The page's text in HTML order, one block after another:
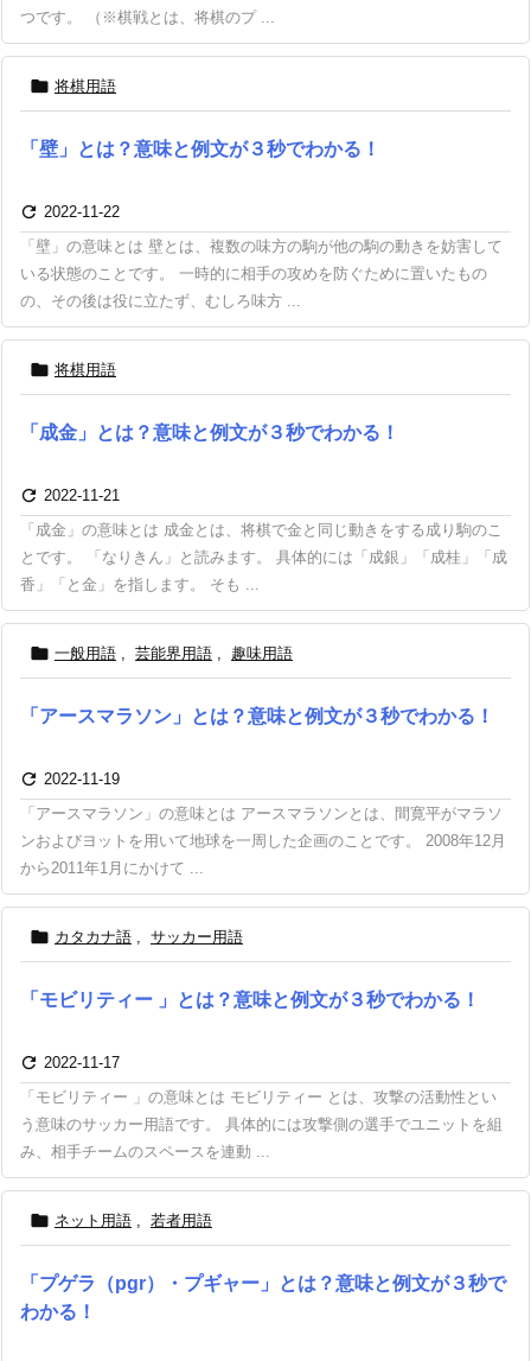
つです。 （※棋戦とは、将棋のプ ...
 将棋用語
「壁」とは？意味と例文が３秒でわかる！
 2022-11-22
「壁」の意味とは 壁とは、複数の味方の駒が他の駒の動きを妨害して
いる状態のことです。 一時的に相手の攻めを防ぐために置いたもの
の、その後は役に立たず、むしろ味方 ...
 将棋用語
「成金」とは？意味と例文が３秒でわかる！
 2022-11-21
「成金」の意味とは 成金とは、将棋で金と同じ動きをする成り駒のこ
とです。 「なりきん」と読みます。 具体的には「成銀」「成桂」「成
香」「と金」を指します。 そも ...
 一般用語 , 芸能界用語 , 趣味用語
「アースマラソン」とは？意味と例文が３秒でわかる！
 2022-11-19
「アースマラソン」の意味とは アースマラソンとは、間寛平がマラソ
ンおよびヨットを用いて地球を一周した企画のことです。 2008年12月
から2011年1月にかけて ...
 カタカナ語 , サッカー用語
「モビリティー 」とは？意味と例文が３秒でわかる！
 2022-11-17
「モビリティー 」の意味とは モビリティー とは、攻撃の活動性とい
う意味のサッカー用語です。 具体的には攻撃側の選手でユニットを組
み、相手チームのスペースを連動 ...
 ネット用語 , 若者用語
「プゲラ（pgr）・プギャー」とは？意味と例文が３秒で
わかる！